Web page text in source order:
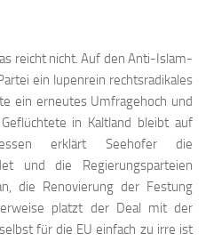
reicht nicht. Auf den Anti-Islam-
ein lupenrein rechtsradikales
ein erneutes Umfragehoch und
in Kaltland bleibt auf
erklärt Seehofer die
und die Regierungsparteien
die Renovierung der Festung
platzt der Deal mit der
für die EU einfach zu irre ist